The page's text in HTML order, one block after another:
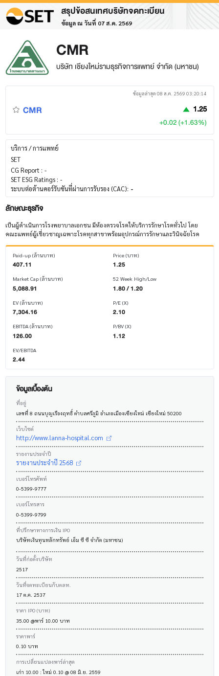
สรุปข้อสนเทศบริษัทจดทะเบียน
ข้อมูล ณ วันที่ 07 ส.ค. 2569
CMR
บริษัท เชียงใหม่รามธุรกิจการแพทย์ จำกัด (มหาชน)
ข้อมูลล่าสุด 08 ส.ค. 2569 03:20:14
CMR 1.25
+0.02 (+1.63%)
บริการ / การแพทย์
SET
CG Report : -
SET ESG Ratings : -
ระบบต่อต้านคอร์รับชันที่ผ่านการรับรอง (CAC): -
ลักษณะธุรกิจ
เป็นผู้ดำเนินการโรงพยาบาลเอกชน มีห้องตรวจโรคให้บริการรักษาโรคทั่วไป โดย
คณะแพทย์ผู้เชี่ยวชาญเฉพาะโรคทุกสาขาพร้อมอุปกรณ์การรักษาและวินิจฉัยโรค
Paid-up (ล้านบาท)
407.11
Market Cap (ล้านบาท)
5,088.91
EV (ล้านบาท)
7,304.16
EBITDA (ล้านบาท)
126.00
EV/EBITDA
2.44
Price (บาท)
1.25
52 Week High/Low
1.80 / 1.20
P/E (X)
2.10
P/BV (X)
1.12
ข้อมูลเบื้องต้น
ที่อยู่
เลขที่ 8 ถนนบุญเรืองฤทธิ์ ตำบลศรีภูมิ อำเภอเมืองเชียงใหม่ เชียงใหม่ 50200
เว็บไซต์
http://www.lanna-hospital.com
รายงานประจำปี
รายงานประจำปี 2568
เบอร์โทรศัพท์
0-5399-9777
เบอร์โทรสาร
0-5399-9799
ที่ปรึกษาทางการเงิน IPO
บริษัทเงินทุนหลักทรัพย์ เอ็ม ซี ซี จำกัด (มหาชน)
วันที่ก่อตั้งบริษัท
2517
วันที่จดทะเบียนกับตลท.
17 ต.ค. 2537
ราคา IPO (บาท)
35.00 @พาร์ 10.00 บาท
ราคาพาร์
0.10 บาท
การเปลี่ยนแปลงพาร์ล่าสุด
เก่า 10.00 : ใหม่ 0.10 @ 08 มิ.ย. 2559